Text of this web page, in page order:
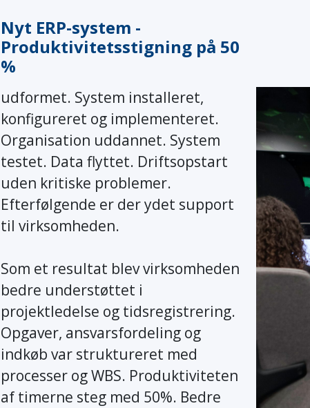
udformet. System installeret,
konfigureret og implementeret.
Organisation uddannet. System
testet. Data flyttet. Driftsopstart
uden kritiske problemer.
Efterfølgende er der ydet support
til virksomheden.
Som et resultat blev virksomheden
bedre understøttet i
projektledelse og tidsregistrering.
Opgaver, ansvarsfordeling og
indkøb var struktureret med
processer og WBS. Produktiviteten
af timerne steg med 50%. Bedre
Nyt ERP-system -
Produktivitetsstigning på 50
%